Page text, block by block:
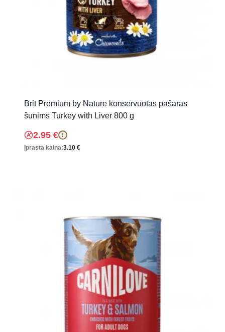
Brit Premium by Nature konservuotas pašaras
šunims Turkey with Liver 800 g
2.95 € !
Įprasta kaina:3.10 €